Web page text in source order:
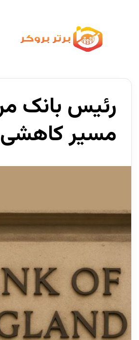
رئیس بانک
مسیر کاهشی